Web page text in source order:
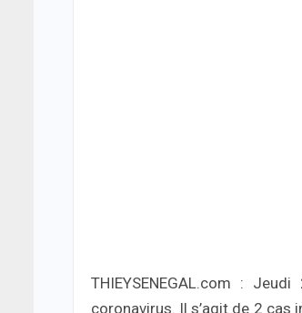
THIEYSENEGAL.com :
coronavirus. Il s’agit de 2